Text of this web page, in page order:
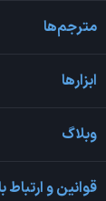
مترجم‌ها
ابزارها
وبلاگ
قوانین و ارتباط